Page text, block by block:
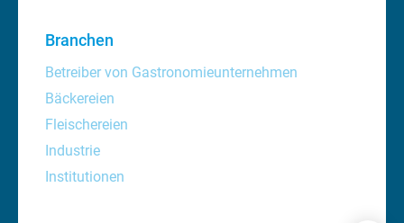
Branchen
Betreiber von Gastronomieunternehmen
Bäckereien
Fleischereien
Industrie
Institutionen